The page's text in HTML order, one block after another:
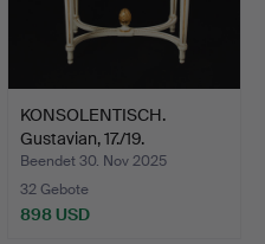
KONSOLENTISCH.
Gustavian, 17./19.
Jahrhund…
Beendet 30. Nov 2025
32 Gebote
898 USD